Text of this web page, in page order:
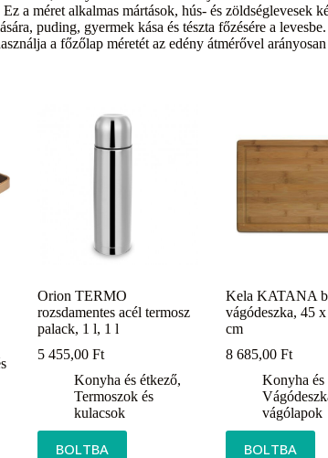
a méret alkalmas mártások, hús- és zöldséglevesek
puding, gyermek kása és tészta főzésére a
a főzőlap méretét az edény átmérővel arányosan
Orion TERMO
rozsdamentes acél termosz
palack, 1 l, 1 l
5 455,00Ft
Konyha és étkező,
Termoszok és
kulacsok
BOLTBA
Kela KATANA
vágódeszka, 45
cm
8 685,00Ft
Konyha és
vágólapok
BOLTBA